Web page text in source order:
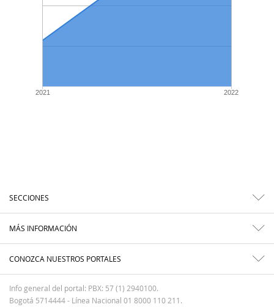
2021 2022
SECCIONES
MÁS INFORMACIÓN
CONOZCA NUESTROS PORTALES
Info general del portal: PBX: 57 (1) 2940100.
Bogotá 5714444 - Línea Nacional 01 8000 110 211.